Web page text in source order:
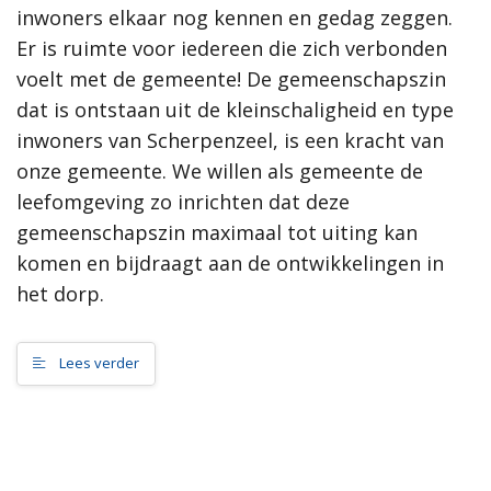
samenleving, dan werkt de gemeente Scherpenzeel graag mee
aan jouw initiatief!”
Meer informatie
Wat is de omgevingsvisie?
Proces MeetUps
Relatie met andere omgevingsvisies
Hoe werkt de website?
Rol van de gemeente
Contact
Zoeken
inwoners elkaar nog kennen en gedag zeggen.
Er is ruimte voor iedereen die zich verbonden
voelt met de gemeente! De gemeenschapszin
dat is ontstaan uit de kleinschaligheid en type
inwoners van Scherpenzeel, is een kracht van
onze gemeente. We willen als gemeente de
leefomgeving zo inrichten dat deze
gemeenschapszin maximaal tot uiting kan
komen en bijdraagt aan de ontwikkelingen in
het dorp.
Lees verder